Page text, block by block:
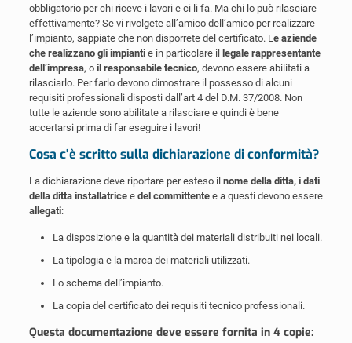
obbligatorio per chi riceve i lavori e ci li fa. Ma chi lo può rilasciare
effettivamente? Se vi rivolgete all’amico dell’amico per realizzare
l’impianto, sappiate che non disporrete del certificato. L e aziende
che realizzano gli impianti e in particolare il legale rappresentante
dell’impresa, oil responsabile tecnico, devono essere abilitati a
rilasciarlo. Per farlo devono dimostrare il possesso di alcuni
requisiti professionali disposti dall’art 4 del D.M. 37/2008. Non
tutte le aziende sono abilitate a rilasciare e quindi è bene
accertarsi prima di far eseguire i lavori!
Cosa c’è scritto sulla dichiarazione di conformità?
La dichiarazione deve riportare per esteso il nome della ditta, i dati
della ditta installatrice e del committentee a questi devono essere
allegati:
La disposizione e la quantità dei materiali distribuiti nei locali.
La tipologia e la marca dei materiali utilizzati.
Lo schema dell’impianto.
La copia del certificato dei requisiti tecnico professionali.
Questa documentazione deve essere fornita in 4 copie: